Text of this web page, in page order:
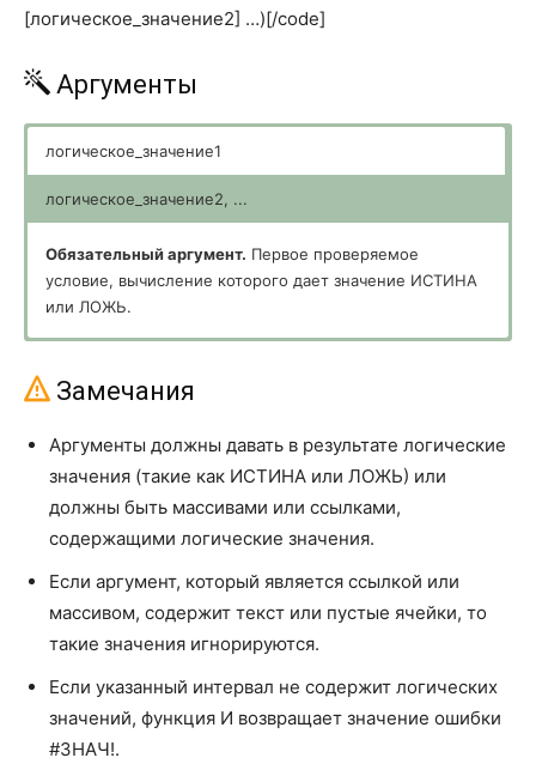
[логическое_значение2] …)[/code]
Аргументы
логическое_значение1
логическое_значение2, ...
Обязательный аргумент. Первое проверяемое
условие, вычисление которого дает значение ИСТИНА
или ЛОЖЬ.
проверяемые условия, вычисление которых дает
значение ИСТИНА или ЛОЖЬ. Условий может быть не
Замечания
Аргументы должны давать в результате логические
значения (такие как ИСТИНА или ЛОЖЬ) или
должны быть массивами или ссылками,
содержащими логические значения.
Если аргумент, который является ссылкой или
массивом, содержит текст или пустые ячейки, то
такие значения игнорируются.
Если указанный интервал не содержит логических
значений, функция И возвращает значение ошибки
#ЗНАЧ!.
ДНЕЙКУПОНПОСЛЕ
ДОХОД
ДОХОДКЧЕК
ДОХОДПЕРВНЕРЕГ ODDFYIELD
ДОХОДПОГАШ
ДОХОДПОСЛНЕРЕГ ODDLYIELD
ДОХОДСКИДКА
ИНОРМА INTRATE
КПЕР NPER
МВСД MIRR
МДЛИТ MDURATION
НАКОПДОХОД
НАКОПДОХОДПОГАШ ACCRINTM
НОМИНАЛ NOMINAL